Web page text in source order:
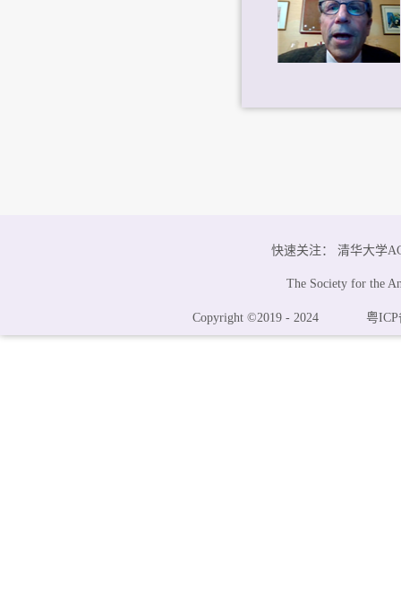
快速关注： 清华大学
The Society for the
Copyright ©2019 - 2024 粤ICP